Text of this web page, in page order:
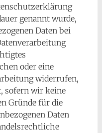
genannt wurde,
Daten bei
oder eine
widerrufen,
sofern wir keine
Gründe für die
Daten